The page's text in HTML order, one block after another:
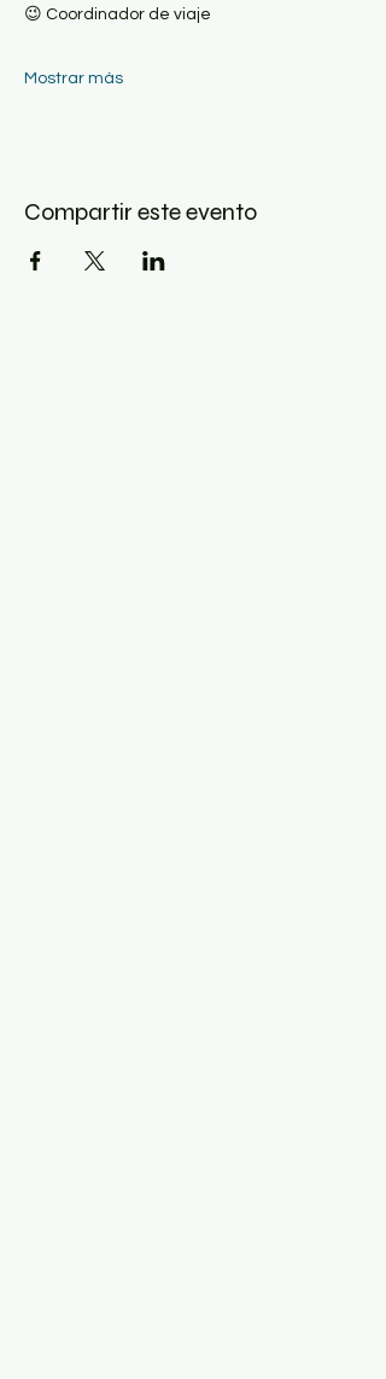
😉 Coordinador de viaje
Mostrar más
Compartir este evento